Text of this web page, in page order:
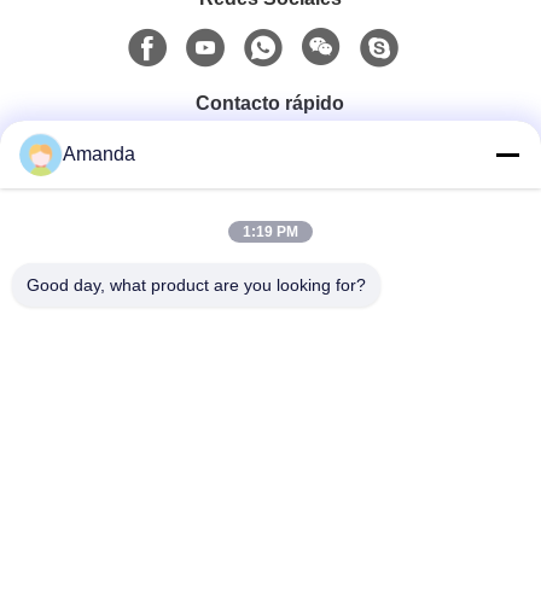
Contacto rápido
0086-15556982932
Email
Amanda
1:19 PM
Good day, what product are you looking for?